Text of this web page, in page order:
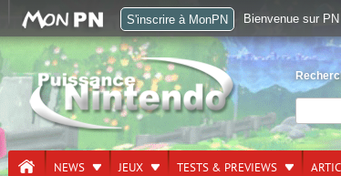
NEWS JEUX TESTS & PREVIEWS
S'inscrire à MonPN Bienvenue sur PN